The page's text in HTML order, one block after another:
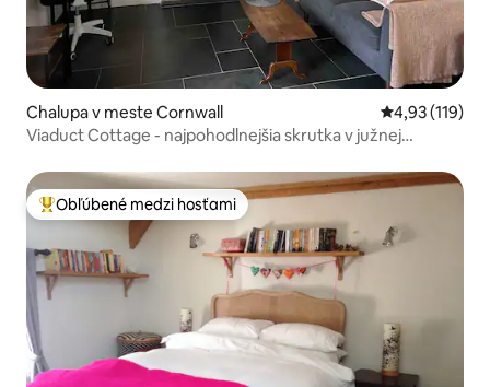
Chalupa v meste Cornwall Priemerné
4,93 (119)
Viaduct Cottage - najpohodlnejšia skrutka v južnej
Najobľúbenejšie medzi hosťami
Obľúbené medzi hosťami